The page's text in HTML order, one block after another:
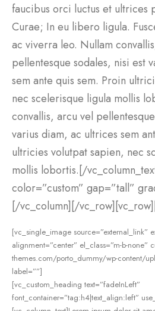
faucibus orci luctus et ultrices
Curae; In eu libero ligula.
ac viverra leo. Nullam
pellentesque sodales, nisi est
sem ante quis sem. Proin
nec scelerisque ligula mollis
convallis, arcu vel
varius diam, ac ultrices sem
ultricies volutpat sapien, nec
mollis lobortis.[/
color=”custom” gap=”tall”
[/vc_column][/
[vc_single_image source=”external_link”
alignment=”center” el_class=”m-b-none”
themes.com/porto_dummy/wp-content/
label=””]
[vc_custom_heading text=”fadeInLeft”
font_container=”tag:h4|text_align:left”